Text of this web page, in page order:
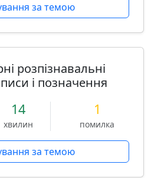
за темою
розпізнавальні
і позначення
14
хвилин
1
помилка
за темою